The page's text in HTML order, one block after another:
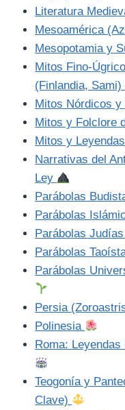
Literatura
Mesoamérica
Mesopotamia y
Mitos Fino-
(Finlandia, Sami)
Mitos Nórdicos y
Mitos y Folclore
Mitos y
Narrativas del
Ley
Parábolas
Parábolas
Parábolas
Parábolas
Parábolas
Persia
Polinesia
Roma:
Teogonía y
Clave)